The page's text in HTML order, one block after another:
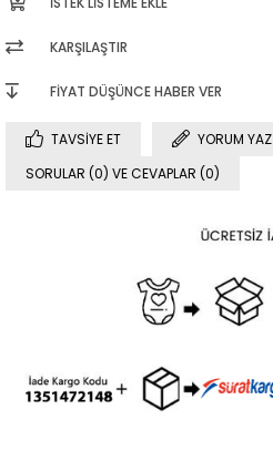
KARŞILAŞTIR
FIYAT DÜŞÜNCE HABER VER
TAVSIYE ET
YORUM YAZ
SORULAR (0) VE CEVAPLAR (0)